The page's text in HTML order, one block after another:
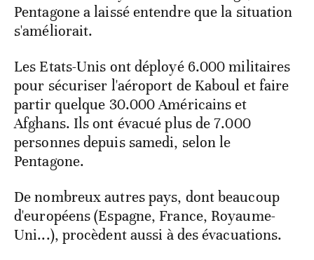
Pentagone a laissé entendre que la situation
s'améliorait.
Les Etats-Unis ont déployé 6.000 militaires
pour sécuriser l'aéroport de Kaboul et faire
partir quelque 30.000 Américains et
Afghans. Ils ont évacué plus de 7.000
personnes depuis samedi, selon le
Pentagone.
De nombreux autres pays, dont beaucoup
d'européens (Espagne, France, Royaume-
Uni...), procèdent aussi à des évacuations.